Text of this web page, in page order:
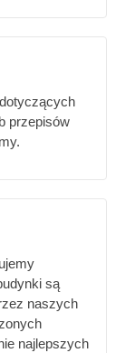
przepisów
są
naszych
najlepszych